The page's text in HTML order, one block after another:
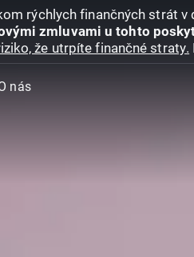
rýchlych finančných strát
zmluvami u tohto
že utrpíte finančné straty.
nás